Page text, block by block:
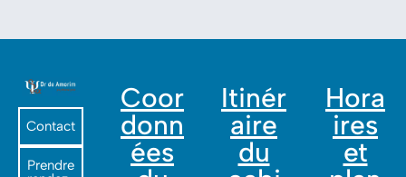
Contact
Prendre
Coor
donn
ées
Itinér
aire
du
Hora
ires
et